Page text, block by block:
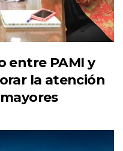
entre PAMI y
la atención